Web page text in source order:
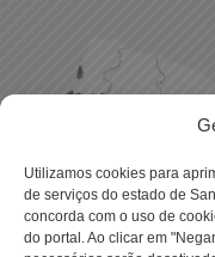
Utilizamos cookies para
de serviços do estado de
concorda com o uso de
do portal. Ao clicar em